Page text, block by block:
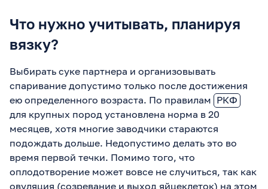
Что нужно учитывать, планируя
вязку?
Выбирать суке партнера и организовывать
спаривание допустимо только после достижения
ею определенного возраста. По правилам РКФ
для крупных пород установлена норма в 20
месяцев, хотя многие заводчики стараются
подождать дольше. Недопустимо делать это во
время первой течки. Помимо того, что
оплодотворение может вовсе не случиться, так как
овуляция (созревание и выход яйцеклеток) на этом